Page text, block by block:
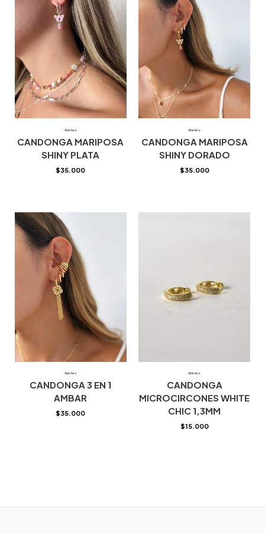
Aretes
CANDONGA MARIPOSA
SHINY PLATA
$35.000
Aretes
CANDONGA MARIPOSA
SHINY DORADO
$35.000
Aretes
CANDONGA 3 EN 1
AMBAR
$35.000
Aretes
CANDONGA
MICROCIRCONES WHITE
CHIC 1,3MM
$15.000